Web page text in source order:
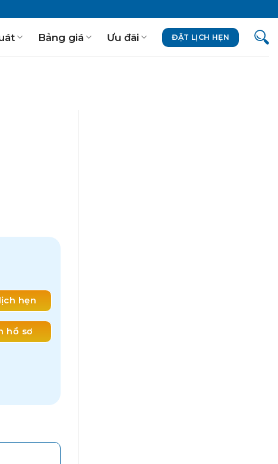
Bảng giá Ưu đãi ĐẶT LỊCH HẸN
hẹn
hồ sơ